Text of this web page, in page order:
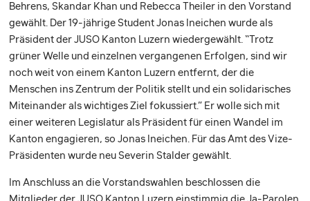
Behrens, Skandar Khan und Rebecca Theiler in den Vorstand
gewählt. Der 19-jährige Student Jonas Ineichen wurde als
Präsident der JUSO Kanton Luzern wiedergewählt. “Trotz
grüner Welle und einzelnen vergangenen Erfolgen, sind wir
noch weit von einem Kanton Luzern entfernt, der die
Menschen ins Zentrum der Politik stellt und ein solidarisches
Miteinander als wichtiges Ziel fokussiert.” Er wolle sich mit
einer weiteren Legislatur als Präsident für einen Wandel im
Kanton engagieren, so Jonas Ineichen. Für das Amt des Vize-
Präsidenten wurde neu Severin Stalder gewählt.
Im Anschluss an die Vorstandswahlen beschlossen die
Mitglieder der JUSO Kanton Luzern einstimmig die Ja-Parolen